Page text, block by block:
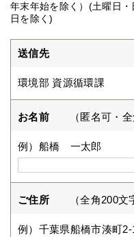
年末年始を除く）(土曜日
日を除く)
送信先
環境部 資源循環課
お名前 （匿名可・
例）船橋 一太郎
ご住所 （全角200文
例）千葉県船橋市湊町2-